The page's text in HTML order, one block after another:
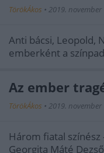
TörökÁkos • 2019. november
Anti bácsi, Leopold,
emberként a
Az ember
TörökÁkos • 2019. november
Három fiatal színész
Georgita Máté